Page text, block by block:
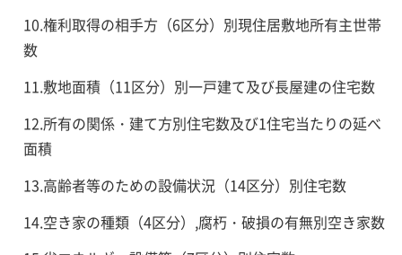
10.権利取得の相手方（6区分）別現住居敷地所有主世帯
数
11.敷地面積（11区分）別一戸建て及び長屋建の住宅数
12.所有の関係・建て方別住宅数及び1住宅当たりの延べ
面積
13.高齢者等のための設備状況（14区分）別住宅数
14.空き家の種類（4区分）,腐朽・破損の有無別空き家数